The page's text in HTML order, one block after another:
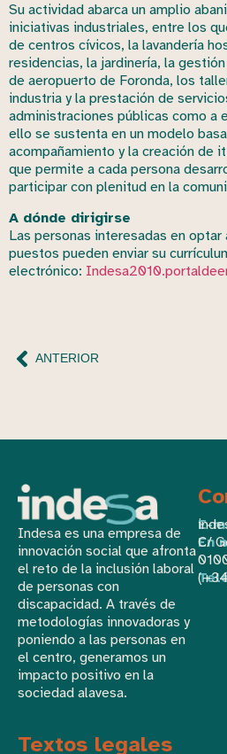
Su actividad abarca un amplio
iniciativas industriales, entre los
de centros cívicos, la lavandería
residencias, la jardinería, la
de aeropuerto de Foronda, los
industria y la prestación de
administraciones públicas como a
ello se sustenta en un modelo
acompañamiento y la creación de
que permite a cada persona
participar con plenitud en la
A dónde dirigirse
Las personas interesadas en optar
puestos pueden enviar su
electrónico:
ANTERIOR
Indesa es una empresa de
innovación social que afronta
el reto de la inclusión laboral
de personas con
discapacidad. A través de
metodologías innovadoras y
poniendo a las personas en
el centro, generamos un
impacto positivo en la
sociedad alavesa.
E-
En
C/
Textos legales